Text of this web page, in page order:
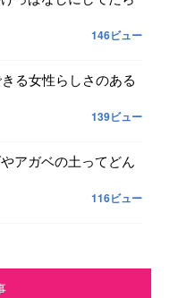
146ビュー
る女性らしさのある
139ビュー
アガベの土ってどん
116ビュー